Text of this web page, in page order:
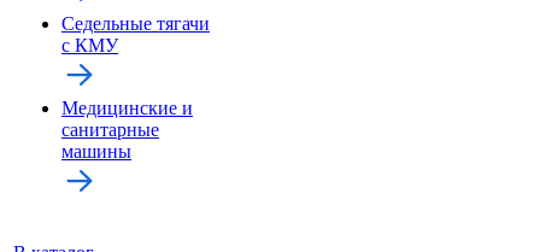
Седельные тягачи
с КМУ
Медицинские и
санитарные
машины